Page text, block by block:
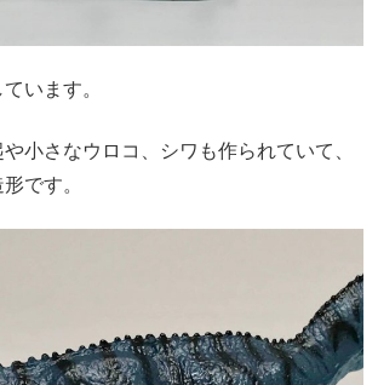
います。
小さなウロコ、シワも作られていて、
です。